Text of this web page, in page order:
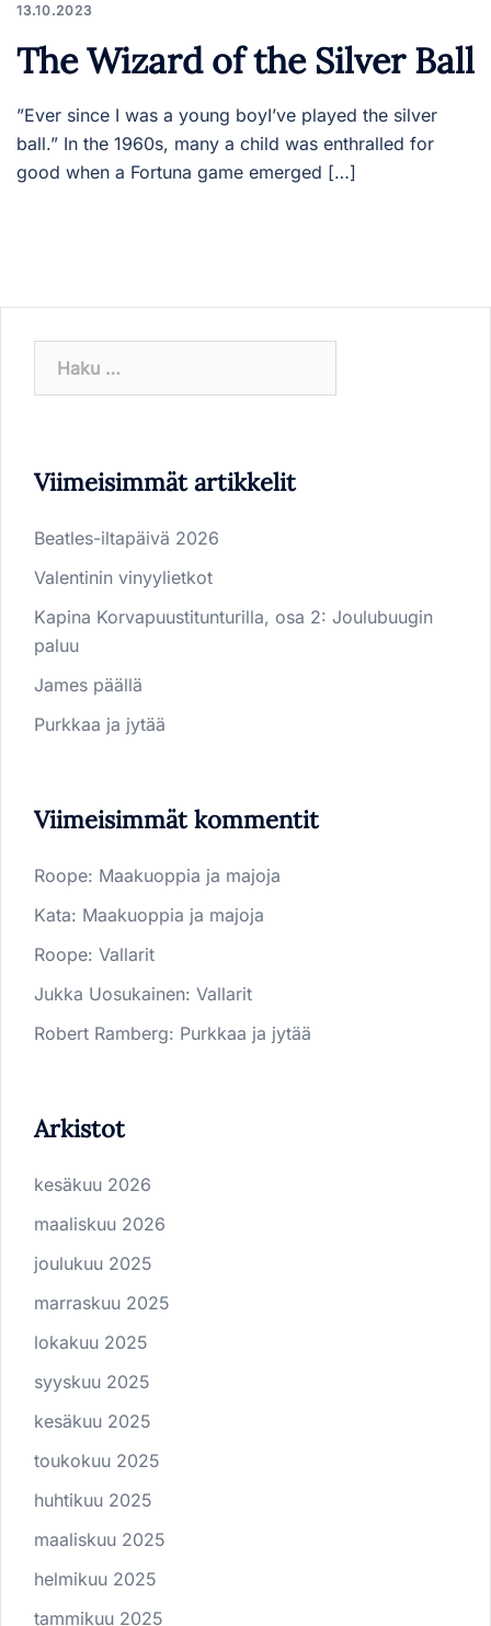
13.10.2023
The Wizard of the Silver Ball
”Ever since I was a young boyI’ve played the silver
ball.” In the 1960s, many a child was enthralled for
good when a Fortuna game emerged […]
Viimeisimmät artikkelit
Beatles-iltapäivä 2026
Valentinin vinyylietkot
Kapina Korvapuustitunturilla, osa 2: Joulubuugin
paluu
James päällä
Purkkaa ja jytää
Viimeisimmät kommentit
Roope: Maakuoppia ja majoja
Kata: Maakuoppia ja majoja
Roope: Vallarit
Jukka Uosukainen: Vallarit
Robert Ramberg: Purkkaa ja jytää
Arkistot
kesäkuu 2026
maaliskuu 2026
joulukuu 2025
marraskuu 2025
lokakuu 2025
syyskuu 2025
kesäkuu 2025
toukokuu 2025
huhtikuu 2025
maaliskuu 2025
helmikuu 2025
tammikuu 2025